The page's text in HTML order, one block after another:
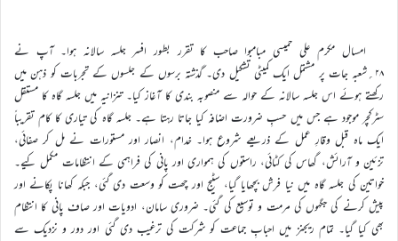
امسال مکرم علی حمیسی مبامبوا صاحب کا تقرر بطور افسر جلسہ سالانہ ہوا۔ آپ نے
۲۸؍شعبہ جات پر مشتمل ایک کمیٹی تشکیل دی۔ گذشتہ برسوں کے جلسوں کے تجربات کو ذہن میں
رکھتے ہوئے اس جلسہ سالانہ کے حوالہ سے منصوبہ بندی کا آغاز کیا۔ تنزانیہ میں جلسہ گاہ کا مستقل
سٹرکچر موجود ہے جس میں حسبِ ضرورت اضافہ کیا جاتا رہتا ہے۔ جلسہ گاہ کی تیاری کا کام تقریباً
ایک ماہ قبل وقارِ عمل کے ذریعے شروع ہوا۔ خدام، انصار اور مستورات نے مل کر صفائی،
تزئین و آرائش، گھاس کی کٹائی، راستوں کی ہمواری اور پانی کی فراہمی کے انتظامات مکمل کیے۔
خواتین کی جلسہ گاہ میں نیا فرش بچھایا گیا، سٹیج اور چھت کو وسعت دی گئی، جبکہ کھانا پکانے اور
پیش کرنے کی جگہوں کی مرمت و توسیع کی گئی۔ ضروری سامان، ادویات اور صاف پانی کا انتظام
بھی کیا گیا۔ تمام ریجنز میں احبابِ جماعت کو شرکت کی ترغیب دی گئی اور دور و نزدیک سے